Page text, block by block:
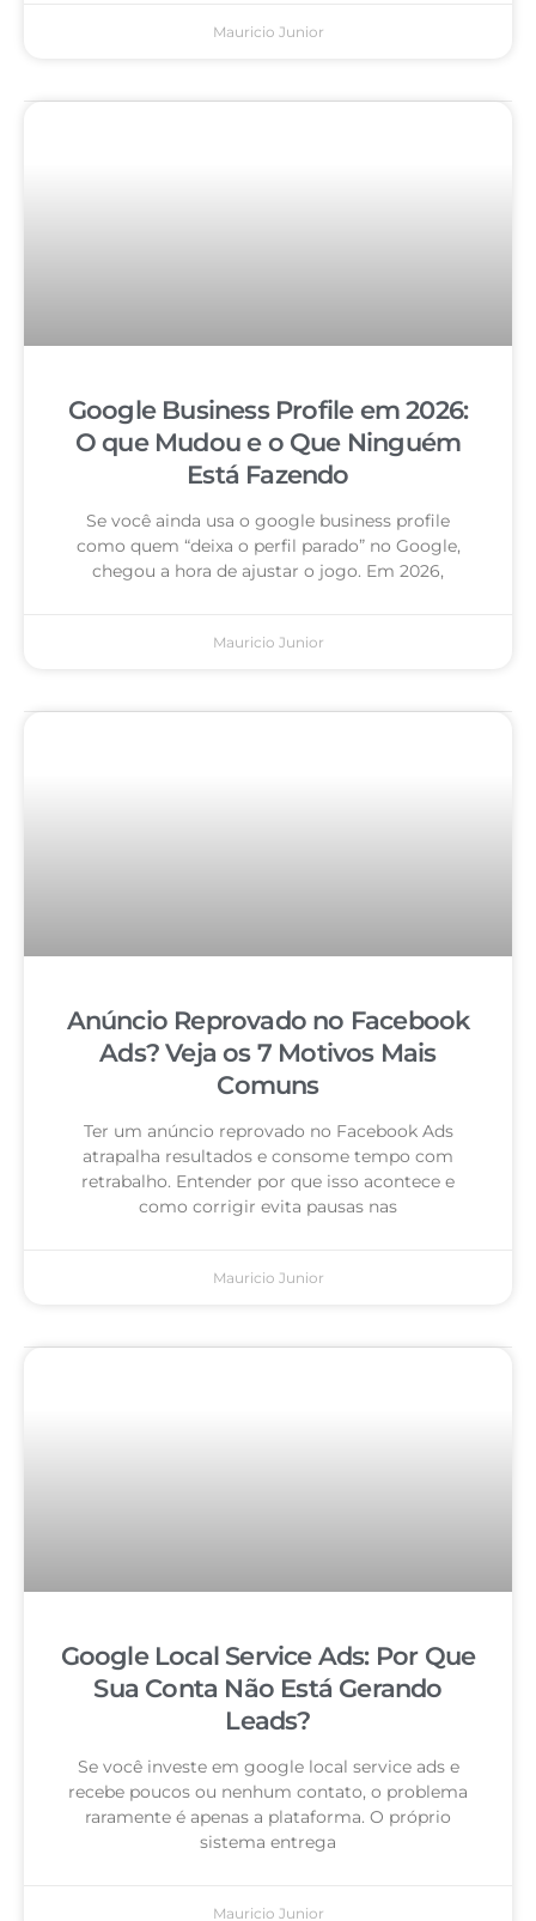
Mauricio Junior
Google Business Profile em 2026:
O que Mudou e o Que Ninguém
Está Fazendo
Se você ainda usa o google business profile
como quem “deixa o perfil parado” no Google,
chegou a hora de ajustar o jogo. Em 2026,
Mauricio Junior
Anúncio Reprovado no Facebook
Ads? Veja os 7 Motivos Mais
Comuns
Ter um anúncio reprovado no Facebook Ads
atrapalha resultados e consome tempo com
retrabalho. Entender por que isso acontece e
como corrigir evita pausas nas
Mauricio Junior
Google Local Service Ads: Por Que
Sua Conta Não Está Gerando
Leads?
Se você investe em google local service ads e
recebe poucos ou nenhum contato, o problema
raramente é apenas a plataforma. O próprio
sistema entrega
Mauricio Junior